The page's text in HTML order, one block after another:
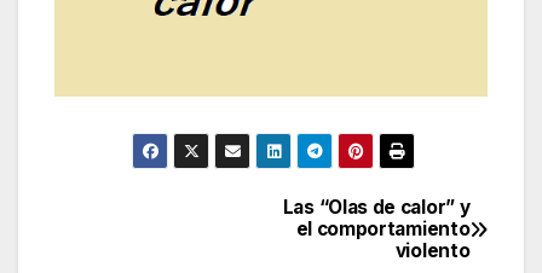
Las “Olas de calor” y
el comportamiento
violento